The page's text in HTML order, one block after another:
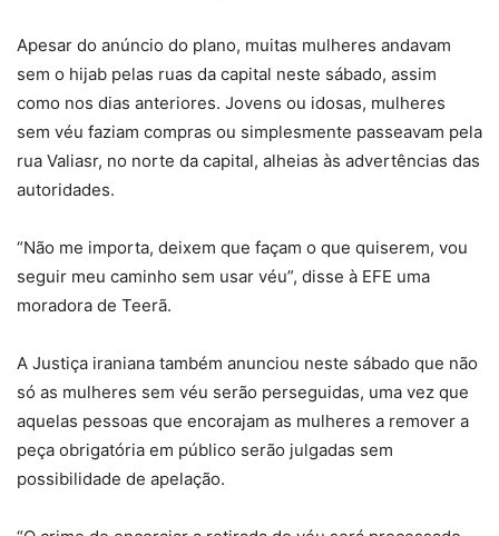
Apesar do anúncio do plano, muitas mulheres andavam
sem o hijab pelas ruas da capital neste sábado, assim
como nos dias anteriores. Jovens ou idosas, mulheres
sem véu faziam compras ou simplesmente passeavam pela
rua Valiasr, no norte da capital, alheias às advertências das
autoridades.
“Não me importa, deixem que façam o que quiserem, vou
seguir meu caminho sem usar véu”, disse à EFE uma
moradora de Teerã.
A Justiça iraniana também anunciou neste sábado que não
só as mulheres sem véu serão perseguidas, uma vez que
aquelas pessoas que encorajam as mulheres a remover a
peça obrigatória em público serão julgadas sem
possibilidade de apelação.